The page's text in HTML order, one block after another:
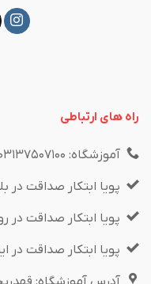
راه های ارتباطی
آموزشگاه: ۰۳۱۳۷۵۰۷۱۰۰
پویا ابتکار صداقت در
پویا ابتکار صداقت در
پویا ابتکار صداقت در